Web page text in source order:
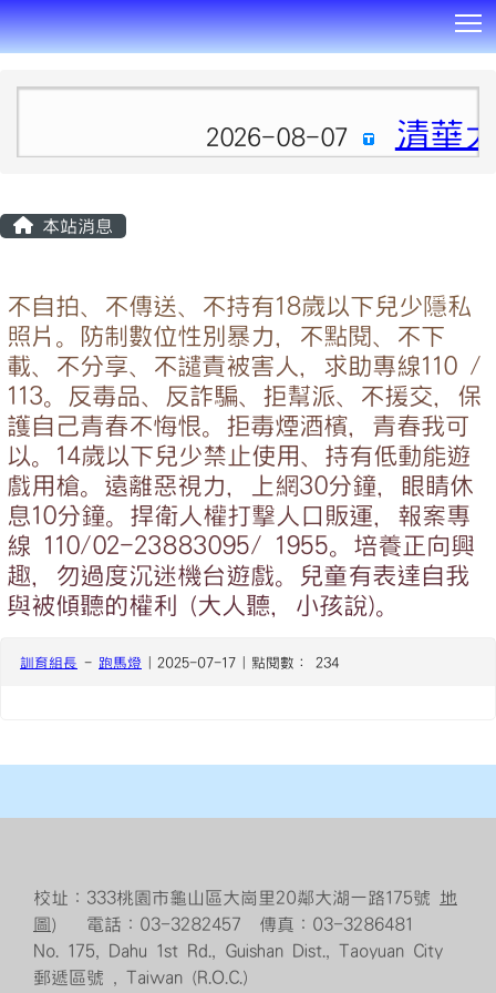
2026-08-07 清華
本站消息
不自拍、不傳送、不持有18歲以下兒少隱私
照片。防制數位性別暴力，不點閱、不下
載、不分享、不譴責被害人，求助專線110 /
113。反毒品、反詐騙、拒幫派、不援交，保
護自己青春不悔恨。拒毒煙酒檳，青春我可
以。14歲以下兒少禁止使用、持有低動能遊
戲用槍。遠離惡視力，上網30分鐘，眼睛休
息10分鐘。捍衛人權打擊人口販運，報案專
線 110/02-23883095/ 1955。培養正向興
趣，勿過度沉迷機台遊戲。兒童有表達自我
與被傾聽的權利 (大人聽，小孩說)。
訓育組長 - 跑馬燈 | 2025-07-17 | 點閱數： 234
校址：333桃園市龜山區大崗里20鄰大湖一路175號 地
圖） 電話：03-3282457 傳真：03-3286481
No. 175, Dahu 1st Rd., Guishan Dist., Taoyuan City
郵遞區號 , Taiwan (R.O.C.)